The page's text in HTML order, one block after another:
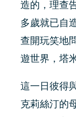
造的，理查
多歲就已自
查開玩笑地
遊世界，塔
這一日彼得
克莉絲汀的